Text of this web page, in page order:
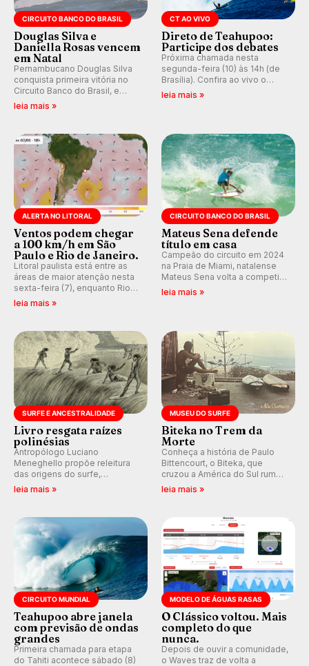
CIRCUITO BANCO DO BRASIL
Douglas Silva e
Daniella Rosas vencem
em Natal
Pernambucano Douglas Silva
conquista primeira vitória no
Circuito Banco do Brasil, e
peruana Daniella Rosas vence
(RN).
leia mais »
CT AO VIVO
Direto de Teahupoo:
Participe dos debates
Próxima chamada nesta
segunda-feira (10) às 14h (de
Brasília). Confira ao vivo o
Outerknown Tahiti Pro 2026 e
leia mais »
ALERTA NO LITORAL
Ventos podem chegar
a 100 km/h em São
Paulo e Rio de Janeiro.
Litoral paulista está entre as
áreas de maior atenção nesta
sexta-feira (7), enquanto Rio
de Janeiro também recebe
km/h em Itanhaém.
leia mais »
CIRCUITO BANCO DO BRASIL
Mateus Sena defende
título em casa
Campeão do circuito em 2024
na Praia de Miami, natalense
Mateus Sena volta a competir
em casa em busca de manter a
leia mais »
SURFE E ANCESTRALIDADE
Livro resgata raízes
polinésias
Antropólogo Luciano
Meneghello propõe releitura
das origens do surfe,
resgatando a cultura polinésia
prática em esporte e indústria.
leia mais »
MUSEU DO SURFE
Biteka no Trem da
Morte
Conheça a história de Paulo
Bittencourt, o Biteka, que
cruzou a América do Sul rumo
ao Pacífico em uma jornada
leia mais »
CIRCUITO MUNDIAL
Teahupoo abre janela
com previsão de ondas
grandes
Primeira chamada para etapa
do Tahiti acontece sábado (8)
MODELO DE ÁGUAS RASAS
O Clássico voltou. Mais
completo do que
nunca.
Depois de ouvir a comunidade,
o Waves traz de volta a